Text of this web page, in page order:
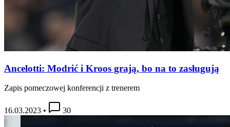
Ancelotti: Modrić i Kroos grają, bo na to zasługują
Zapis pomeczowej konferencji z trenerem
16.03.2023 • 30